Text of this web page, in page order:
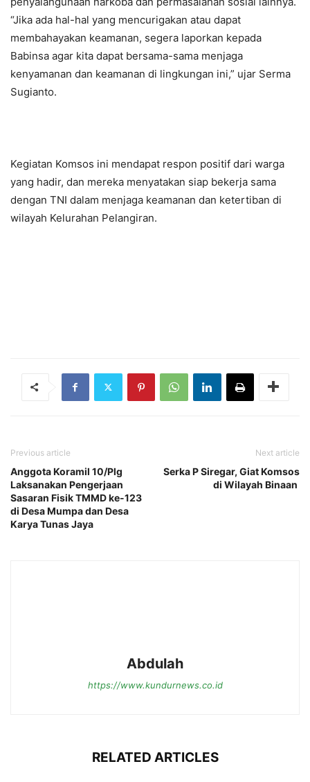
“Jika ada hal-hal yang mencurigakan atau dapat
membahayakan keamanan, segera laporkan kepada
Babinsa agar kita dapat bersama-sama menjaga
kenyamanan dan keamanan di lingkungan ini,” ujar Serma
Sugianto.
Kegiatan Komsos ini mendapat respon positif dari warga
yang hadir, dan mereka menyatakan siap bekerja sama
dengan TNI dalam menjaga keamanan dan ketertiban di
wilayah Kelurahan Pelangiran.
Previous article
Anggota Koramil 10/Plg
Laksanakan Pengerjaan
Sasaran Fisik TMMD ke-123
di Desa Mumpa dan Desa
Karya Tunas Jaya
Next article
Serka P Siregar, Giat Komsos
di Wilayah Binaan
Abdulah
https://www.kundurnews.co.id
RELATED ARTICLES